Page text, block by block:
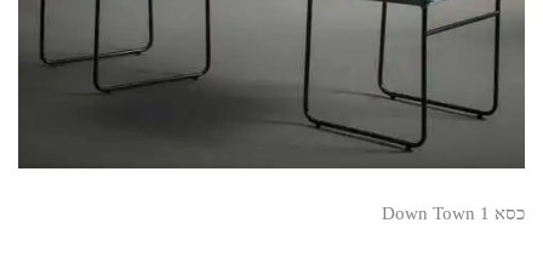
כסא Down Town 1